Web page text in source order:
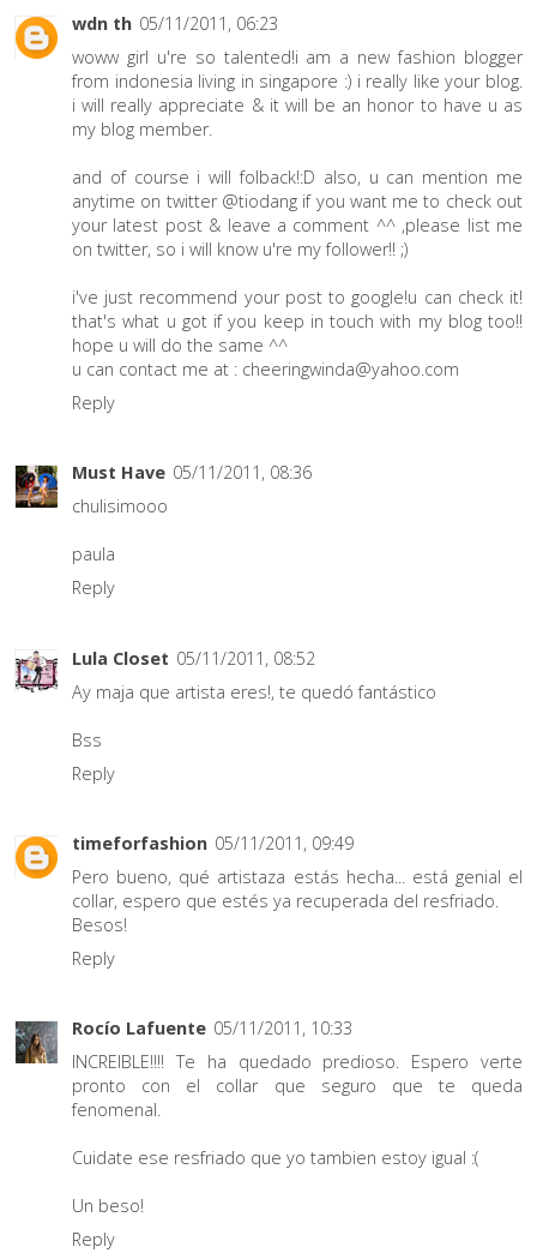
wdn th 05/11/2011, 06:23
woww girl u're so talented!i am a new fashion blogger
from indonesia living in singapore :) i really like your blog.
i will really appreciate & it will be an honor to have u as
my blog member.
and of course i will folback!:D also, u can mention me
anytime on twitter @tiodang if you want me to check out
your latest post & leave a comment ^^ ,please list me
on twitter, so i will know u're my follower!! ;)
i've just recommend your post to google!u can check it!
that's what u got if you keep in touch with my blog too!!
hope u will do the same ^^
u can contact me at : cheeringwinda@yahoo.com
Reply
Must Have 05/11/2011, 08:36
chulisimooo
paula
Reply
Lula Closet 05/11/2011, 08:52
Ay maja que artista eres!, te quedó fantástico
Bss
Reply
timeforfashion 05/11/2011, 09:49
Pero bueno, qué artistaza estás hecha... está genial el
collar, espero que estés ya recuperada del resfriado.
Besos!
Reply
Rocío Lafuente 05/11/2011, 10:33
INCREIBLE!!!! Te ha quedado predioso. Espero verte
pronto con el collar que seguro que te queda
fenomenal.
Cuidate ese resfriado que yo tambien estoy igual :(
Un beso!
Reply